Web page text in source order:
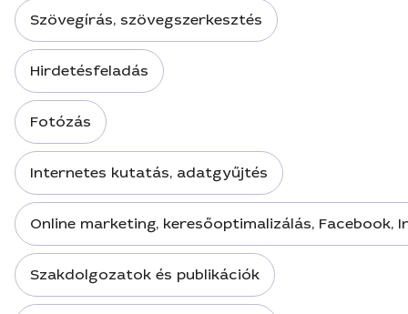
Szövegírás, szövegszerkesztés
Hirdetésfeladás
Fotózás
Internetes kutatás, adatgyűjtés
Online marketing, keresőoptimalizálás, Facebook,
Szakdolgozatok és publikációk